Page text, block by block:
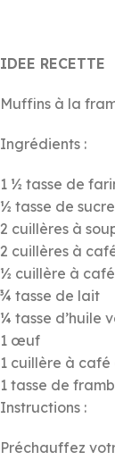
IDEE RECETTE
Muffins à la
Ingrédients :
1 ½ tasse de
½ tasse de sucre
2 cuillères à
2 cuillères à
½ cuillère à
¾ tasse de lait
¼ tasse d’huile
1 œuf
1 cuillère à
1 tasse de
Instructions :
Préchauffez